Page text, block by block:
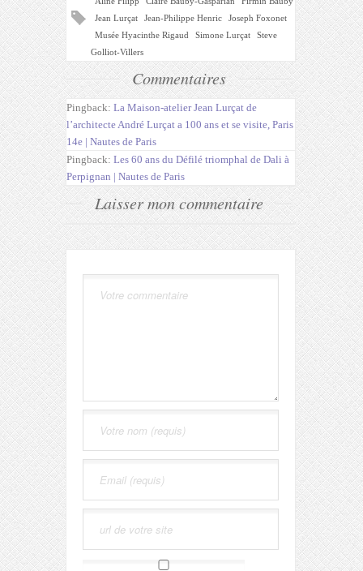
Jean Lurçat
Jean-Philippe Henric
Joseph Foxonet
Musée Hyacinthe Rigaud
Simone Lurçat
Steve
Golliot-Villers
Commentaires
Pingback: La Maison-atelier Jean Lurçat de
l’architecte André Lurçat a 100 ans et se visite, Paris
14e | Nautes de Paris
Pingback: Les 60 ans du Défilé triomphal de Dali à
Perpignan | Nautes de Paris
Laisser mon commentaire